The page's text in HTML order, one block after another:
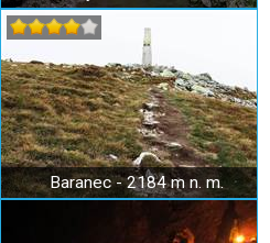
Baranec - 2184 m n. m.